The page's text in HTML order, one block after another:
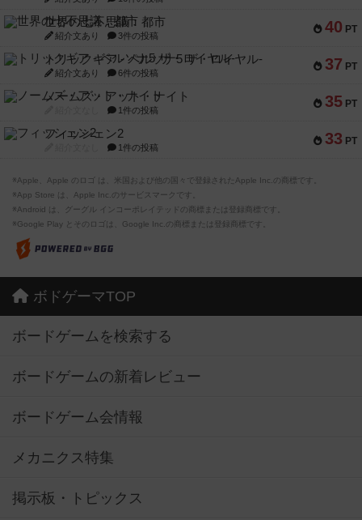
40 PT
世界の七不思議：都市
紹介文あり 3件の投稿
37 PT
トリックギア - ペルソナ5 ザ・ロイヤル-
紹介文あり 6件の投稿
35 PT
ノームズ・アット・ナイト
1件の投稿
33 PT
フィッシェン2
1件の投稿
※Apple、Apple のロゴ は、米国および他の国々で登録されたApple Inc.の商標です。
※App Store は、Apple Inc.のサービスマークです。
※Android は、グーグル インコーポレイテッドの商標または登録商標です。
※Google Play とそのロゴは、Google Inc.の商標または登録商標です。
ボドゲーマTOP
ボードゲームを検索する
ボードゲームの新着レビュー
ボードゲーム会情報
メカニクス特集
掲示板・トピックス